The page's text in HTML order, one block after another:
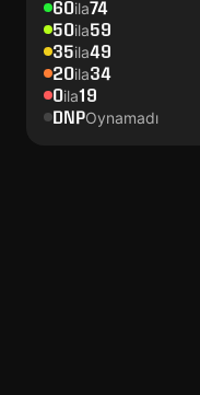
60ila74
50ila59
35ila49
20ila34
0ila19
DNPOynamadı